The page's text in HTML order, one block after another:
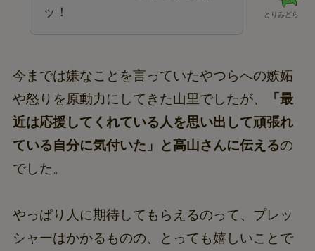
とりみどら
ッ！
今までは嫌なことを言っていたやつらへの嫉妬
や怒りを原動力にしてきた山里でしたが、
「最
近は応援してくれている人を思い出して頑張れ
ている自分に気付いた」と高山さんに伝えるの
でした。
やっぱり人に期待してもらえるのって、プレッ
シャーはかかるものの、とっても嬉しいことで